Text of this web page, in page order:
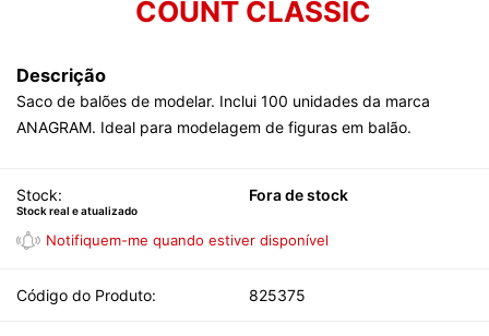
COUNT CLASSIC
Descrição
Saco de balões de modelar. Inclui 100 unidades da marca
ANAGRAM. Ideal para modelagem de figuras em balão.
Stock: Fora de stock
Stock real e atualizado
Código do Produto: 825375